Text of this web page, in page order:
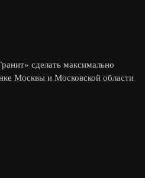
сделать максимально
Москвы и Московской области